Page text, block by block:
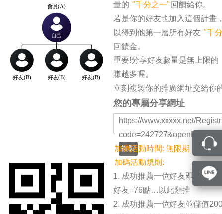
量的 "千分之一" 回饋給你。
若是你的好友也加入這個計畫
以得到他第一層所有好友 "千
回饋金。
重要!分享好友數量是無上限的
賺越多喔。
立刻複製你的推廣網址交給你
您的專屬分享網址
https://www.xxxxx.net/
複製
加碼活動時間: 無限期
加碼活動規則:
1. 成功推薦⼀位好友即可獲得
好友=76點…以此類推
2. 成功推薦⼀位好友並儲值